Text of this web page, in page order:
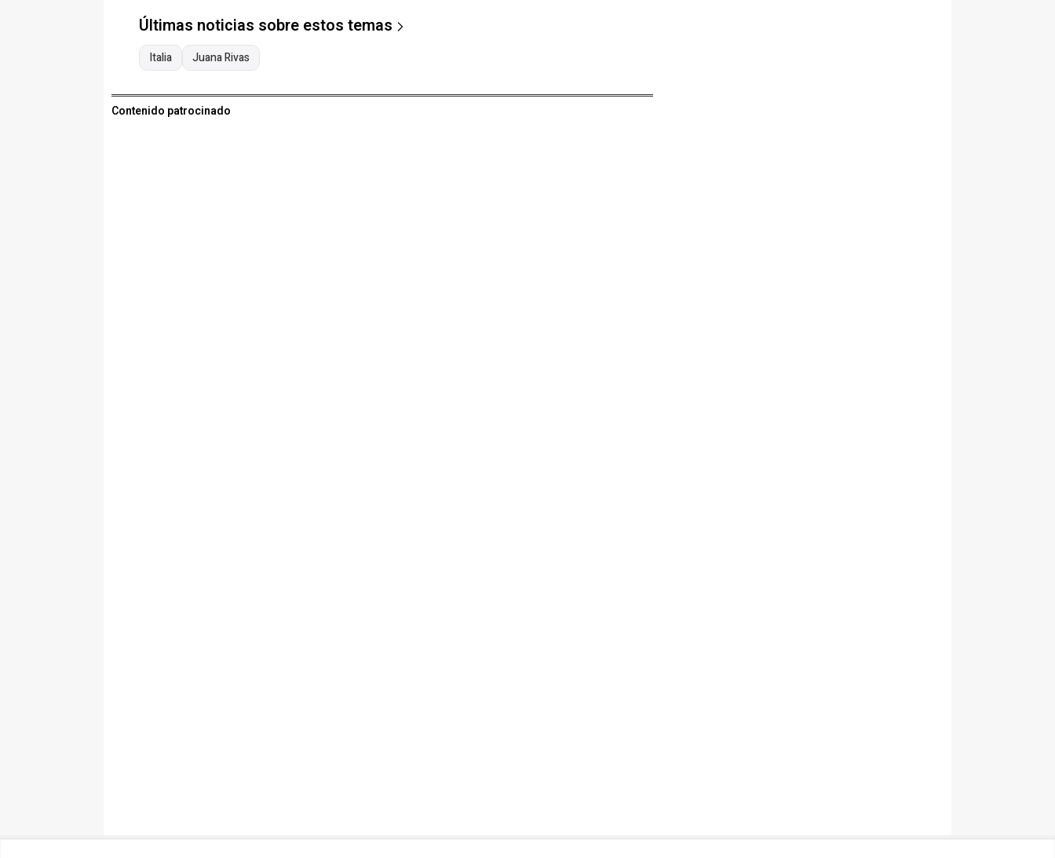
Últimas noticias sobre estos temas
Italia Juana Rivas
Contenido patrocinado